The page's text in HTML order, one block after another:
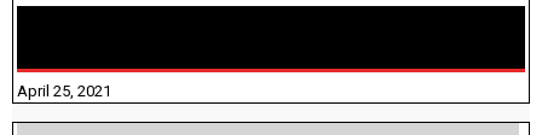
April 25, 2021